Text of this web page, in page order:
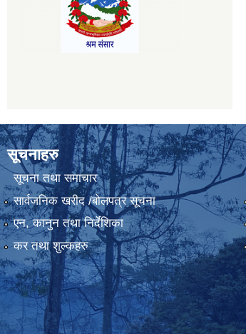
सूचनाहरु
सूचना तथा समाचार
सार्वजनिक खरीद /बोलपत्र सूचना
एन, कानुन तथा निर्देशिका
कर तथा शुल्कहरु